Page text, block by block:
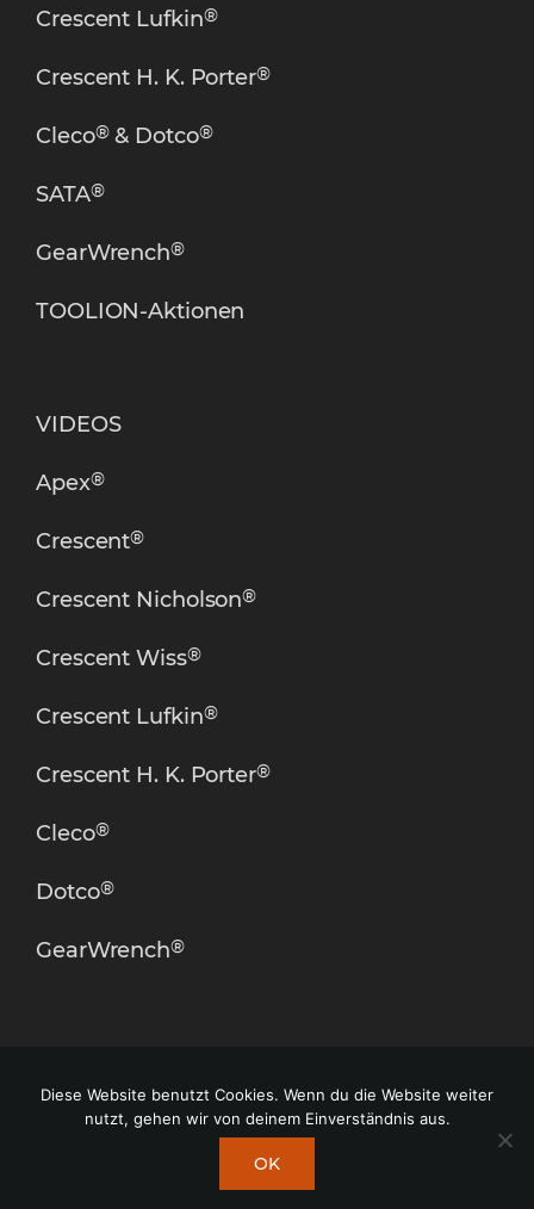
Crescent Lufkin®
Crescent H. K. Porter®
Cleco®& Dotco®
SATA®
GearWrench®
TOOLION-Aktionen
VIDEOS
Apex®
Crescent®
Crescent Nicholson®
Crescent Wiss®
Crescent Lufkin®
Crescent H. K. Porter®
Cleco®
Dotco®
GearWrench®
© toolion.de
Diese Website benutzt Cookies. Wenn du die Website weiter
nutzt, gehen wir von deinem Einverständnis aus.
OK